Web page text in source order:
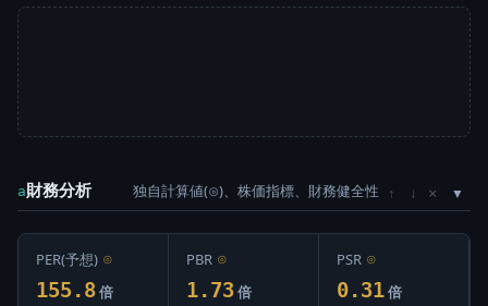
a財務分析 独自計算値(⊙)、株価指標、財務健全性 ↑ ↓ ×
PER(予想) ⊙
155.8 倍
PBR ⊙
1.73 倍
PSR ⊙
0.31 倍